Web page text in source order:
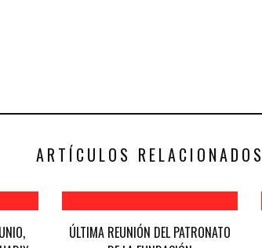
ARTÍCULOS RELACIONADOS
ÚLTIMA REUNIÓN DEL PATRONATO